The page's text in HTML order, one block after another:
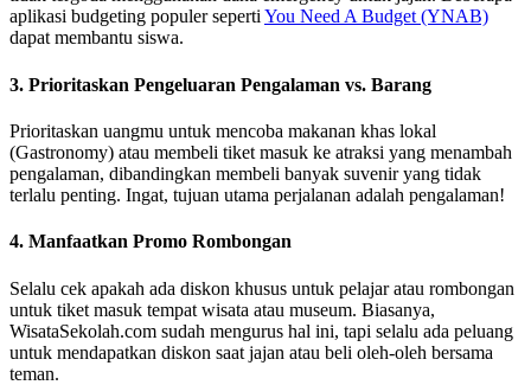
aplikasi budgeting populer sepertiYou Need A Budget (YNAB)
dapat membantu siswa.
3. Prioritaskan Pengeluaran Pengalaman vs. Barang
Prioritaskan uangmu untuk mencoba makanan khas lokal
(Gastronomy) atau membeli tiket masuk ke atraksi yang menambah
pengalaman, dibandingkan membeli banyak suvenir yang tidak
terlalu penting. Ingat, tujuan utama perjalanan adalah pengalaman!
4. Manfaatkan Promo Rombongan
Selalu cek apakah ada diskon khusus untuk pelajar atau rombongan
untuk tiket masuk tempat wisata atau museum. Biasanya,
WisataSekolah.com sudah mengurus hal ini, tapi selalu ada peluang
untuk mendapatkan diskon saat jajan atau beli oleh-oleh bersama
teman.